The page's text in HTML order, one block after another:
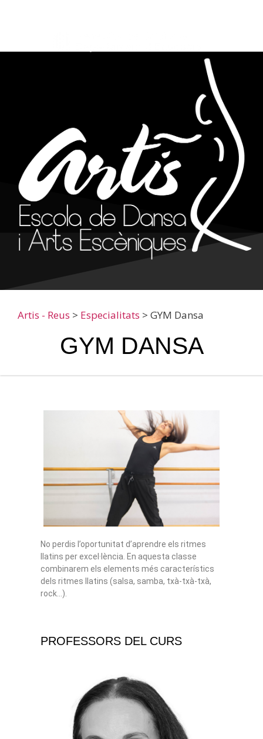
Artis - Reus > Especialitats > GYM Dansa
GYM DANSA
No perdis l’oportunitat d’aprendre els ritmes
llatins per excel·lència. En aquesta classe
combinarem els elements més característics
dels ritmes llatins (salsa, samba, txà-txà-txà,
rock…).
PROFESSORS DEL CURS